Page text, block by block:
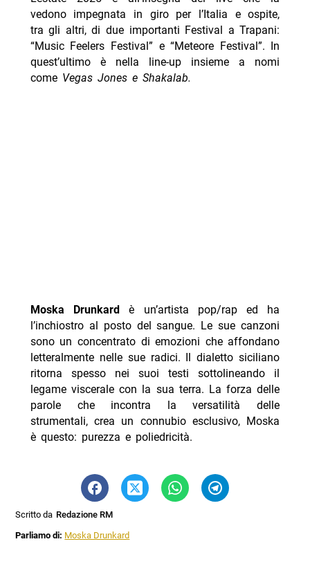
vedono impegnata in giro per l’Italia e ospite,
tra gli altri, di due importanti Festival a Trapani:
“Music Feelers Festival” e “Meteore Festival”. In
quest’ultimo è nella line-up insieme a nomi
come Vegas Jones e Shakalab.
Moska Drunkard
è un’artista pop/rap ed ha
l’inchiostro al posto del sangue. Le sue canzoni
sono un concentrato di emozioni che affondano
letteralmente nelle sue radici. Il dialetto siciliano
ritorna spesso nei suoi testi sottolineando il
legame viscerale con la sua terra. La forza delle
parole che incontra la versatilità delle
strumentali, crea un connubio esclusivo, Moska
è questo: purezza e poliedricità.
Scritto da Redazione RM
Parliamo di: Moska Drunkard